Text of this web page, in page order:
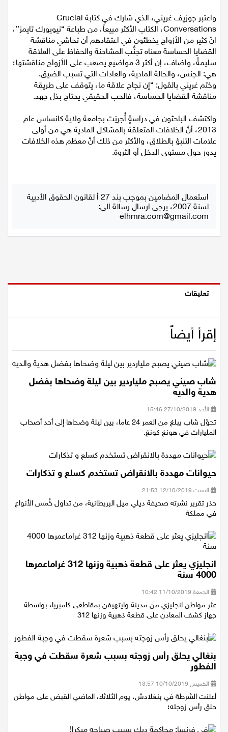
رياضة عالمية
تقارير خاصة
اقتصاد
مقالات
مطبخ
صحة وطب
تكنولوجيا
فن
واعتبر جوزيف غريني، الذي شارك في كتابة Crucial
Conversations، الكتاب الأكثر مبيعاً، من طباعة “نيويورك تايمز”،
انّ كثير من الأزواج يخطئون في اعتقادهم أن تحاشي مناقشة
القضايا الحساسة معناه تجنُّب المشاحنة والحفاظ على العلاقة
سليمةً، واضاف، إن أكثر 3 مواضيع يصعب على الأزواج مناقشتها؛
هي: الجنس، والحالة المادية، والعادات التي تسبب الضيق.
وختم غريني بالقول: “إن نجاح علاقة ما، يتوقف على طريقة
مناقشة القضايا الحساسة، فالحب الحقيقي يحتاج بذل جهد.
واكتشف الباحثون في دراسةٍ أُجرِيَت بجامعة ولاية كانساس عام
2013، أنَّ الخلافات المتعلقة بالمشاكل المادية هي من أولى
علامات التنبؤ بالطلاق، والأكثر من ذلك أنَّ معظم هذه الخلافات
يدور حول مستوى الدخل أو الثروة.
استعمال المضامين بموجب بند 27 أ لقانون الحقوق الأدبية
لسنة 2007، يرجى ارسال رسالة الى:
elhmra.com@gmail.com
تعليقات
إقرأ أيضاً
شاب صيني يصبح ملياردير بين ليلة وضحاها بفضل
هدية والديه
الأحد 27/10/2019 15:46
تحوّل شاب يبلغ من العمر 24 عاما، بين ليلة وضحاها إلى أحد أصحاب
المليارات في هونغ كونغ.
حيوانات مهددة بالانقراض تستخدم كسلع و تذكارات
السبت 12/10/2019 21:53
حذر تقرير نشرته صحيفة ديلي ميل البريطانية، من تداول خُمس الأنواع
في مملكة
انجليزي يعثر على قطعة ذهبية وزنها 312 غراماعمرها
4000 سنة
الجمعة 11/10/2019 10:42
عثر مواطن انجليزي من مدينة وايتهيفن بمقاطعى كامبريا، بواسطة
جهاز كشف المعادن على قطعة ذهبية وزنها 312
بنغالي يحلق رأس زوجته بسبب شعرة سقطت في وجبة
الفطور
الخميس 10/10/2019 13:57
أعلنت الشرطة في بنغلادش، يوم الثلاثاء، الماضي القبض على مواطن
حلق رأس زوجته؛